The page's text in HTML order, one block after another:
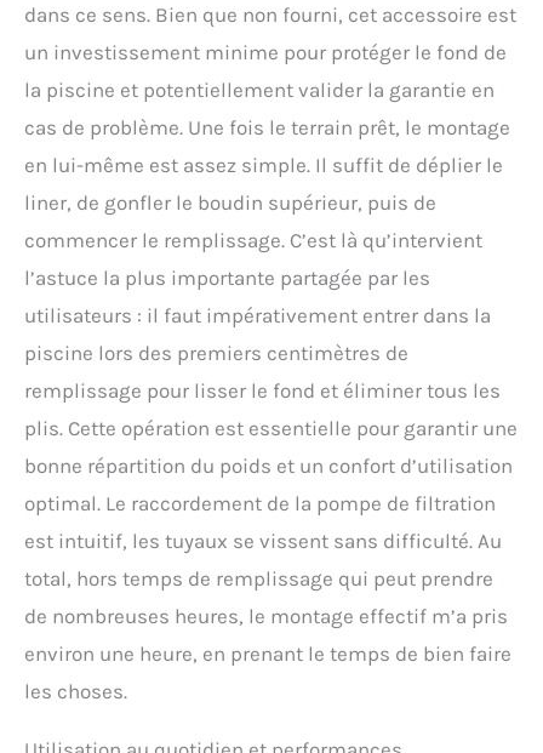
dans ce sens. Bien que non fourni, cet accessoire est
un investissement minime pour protéger le fond de
la piscine et potentiellement valider la garantie en
cas de problème. Une fois le terrain prêt, le montage
en lui-même est assez simple. Il suffit de déplier le
liner, de gonfler le boudin supérieur, puis de
commencer le remplissage. C’est là qu’intervient
l’astuce la plus importante partagée par les
utilisateurs : il faut impérativement entrer dans la
piscine lors des premiers centimètres de
remplissage pour lisser le fond et éliminer tous les
plis. Cette opération est essentielle pour garantir une
bonne répartition du poids et un confort d’utilisation
optimal. Le raccordement de la pompe de filtration
est intuitif, les tuyaux se vissent sans difficulté. Au
total, hors temps de remplissage qui peut prendre
de nombreuses heures, le montage effectif m’a pris
environ une heure, en prenant le temps de bien faire
les choses.